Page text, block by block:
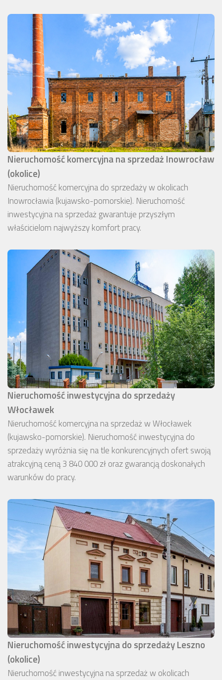
Nieruchomość komercyjna na sprzedaż Inowrocław
(okolice)
Nieruchomość komercyjna do sprzedaży w okolicach
Inowrocławia (kujawsko-pomorskie). Nieruchomość
inwestycyjna na sprzedaż gwarantuje przyszłym
właścicielom najwyższy komfort pracy.
Nieruchomość inwestycyjna do sprzedaży
Włocławek
Nieruchomość komercyjna na sprzedaż w Włocławek
(kujawsko-pomorskie). Nieruchomość inwestycyjna do
sprzedaży wyróżnia się na tle konkurencyjnych ofert swoją
atrakcyjną ceną 3 840 000 zł oraz gwarancją doskonałych
warunków do pracy.
Nieruchomość inwestycyjna do sprzedaży Leszno
(okolice)
Nieruchomość inwestycyjna na sprzedaż w okolicach